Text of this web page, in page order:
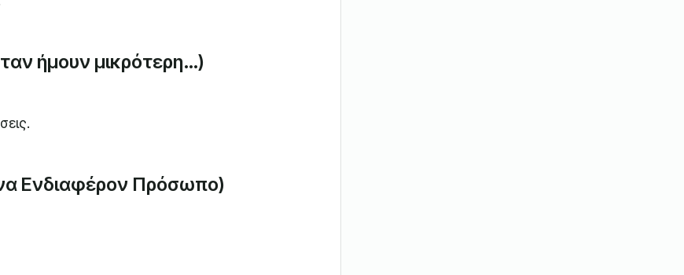
ήμουν μικρότερη…)
Ενδιαφέρον Πρόσωπο)